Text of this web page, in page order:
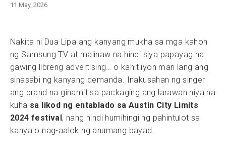
11 May, 2026
Nakita ni Dua Lipa ang kanyang mukha sa mga kahon
ng Samsung TV at malinaw na hindi siya papayag na
gawing libreng advertising… o kahit iyon man lang ang
sinasabi ng kanyang demanda. Inakusahan ng singer
ang brand na ginamit sa packaging ang larawan niya na
kuha sa likod ng entablado sa Austin City Limits
2024 festival, nang hindi humihingi ng pahintulot sa
kanya o nag-aalok ng anumang bayad.